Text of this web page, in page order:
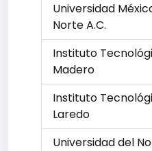
Universidad
Norte A.C.
Instituto
Madero
Instituto
Laredo
Universidad del